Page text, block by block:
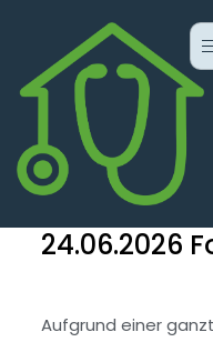
24.06.2026
Aufgrund einer